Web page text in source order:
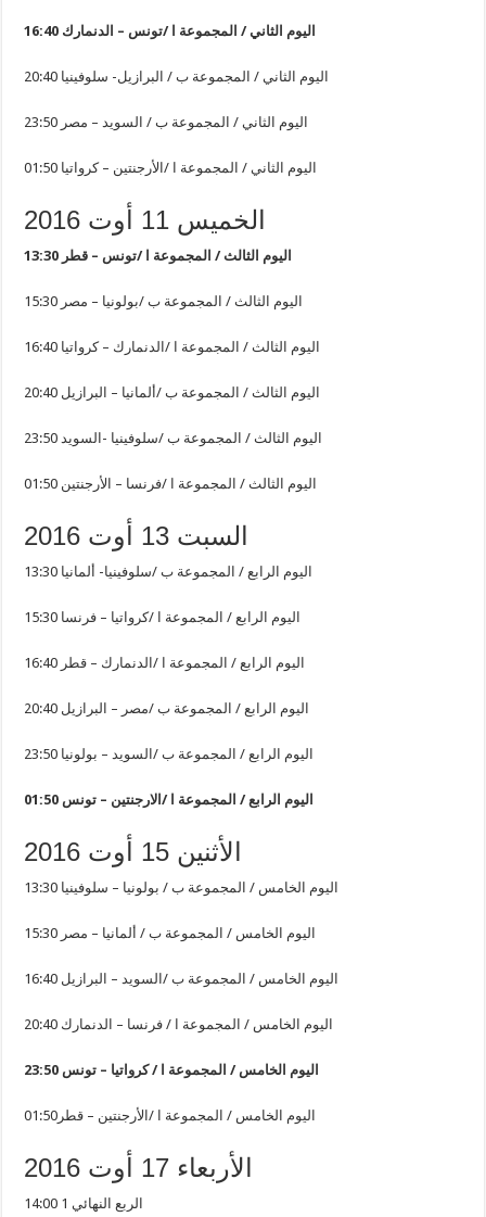
16:40 اليوم الثاني / المجموعة ا /تونس – الدنمارك
20:40 اليوم الثاني / المجموعة ب / البرازيل- سلوفينيا
23:50 اليوم الثاني / المجموعة ب / السويد – مصر
01:50 اليوم الثاني / المجموعة ا /الأرجنتين – كرواتيا
الخميس 11 أوت 2016
13:30 اليوم الثالث / المجموعة ا /تونس – قطر
15:30 اليوم الثالث / المجموعة ب /بولونيا – مصر
16:40 اليوم الثالث / المجموعة ا /الدنمارك – كرواتيا
20:40 اليوم الثالث / المجموعة ب /ألمانيا – البرازيل
23:50 اليوم الثالث / المجموعة ب /سلوفينيا -السويد
01:50 اليوم الثالث / المجموعة ا /فرنسا – الأرجنتين
السبت 13 أوت 2016
13:30 اليوم الرابع / المجموعة ب /سلوفينيا- ألمانيا
15:30 اليوم الرابع / المجموعة ا /كرواتيا – فرنسا
16:40 اليوم الرابع / المجموعة ا /الدنمارك – قطر
20:40 اليوم الرابع / المجموعة ب /مصر – البرازيل
23:50 اليوم الرابع / المجموعة ب /السويد – بولونيا
01:50 اليوم الرابع / المجموعة ا /الارجنتين – تونس
الأثنين 15 أوت 2016
13:30 اليوم الخامس / المجموعة ب / بولونيا – سلوفينيا
15:30 اليوم الخامس / المجموعة ب / ألمانيا – مصر
16:40 اليوم الخامس / المجموعة ب /السويد – البرازيل
20:40 اليوم الخامس / المجموعة ا / فرنسا – الدنمارك
23:50 اليوم الخامس / المجموعة ا / كرواتيا – تونس
اليوم الخامس / المجموعة ا /الأرجنتين – قطر01:50
الأربعاء 17 أوت 2016
14:00 الربع النهائي 1